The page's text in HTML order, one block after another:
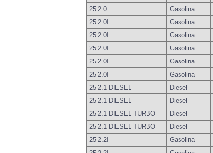
25 2.0
Gasolina
25 2.0I
Gasolina
25 2.0I
Gasolina
25 2.0I
Gasolina
25 2.0I
Gasolina
25 2.0I
Gasolina
25 2.1 DIESEL
Diesel
25 2.1 DIESEL
Diesel
25 2.1 DIESEL TURBO
Diesel
25 2.1 DIESEL TURBO
Diesel
25 2.2I
Gasolina